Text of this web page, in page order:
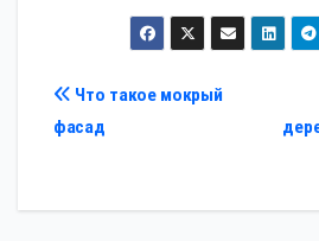
Навигация
по
записям
Что такое мокрый
фасад